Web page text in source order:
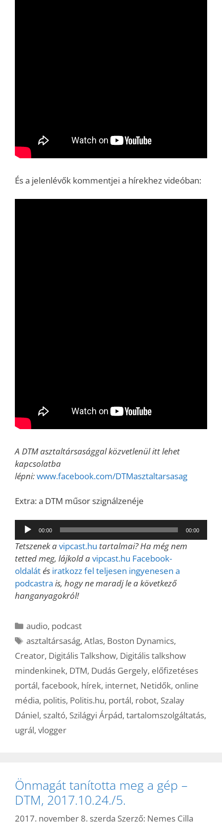
És a jelenlévők kommentjei a hírekhez videóban:
A DTM asztaltársasággal közvetlenül itt lehet
kapcsolatba
lépni:www.facebook.com/DTMasztaltarsasag
Extra: a DTM műsor szignálzenéje
Audió
lejátszó
00:00 00:00
Tetszenek avipcast.hu tartalmai? Ha még nem
tetted meg, lájkold avipcast.hu Facebook-
oldalátés iratkozz fel teljesen ingyenesen a
podcastra is, hogy ne maradj le a következő
hanganyagokról!
Kategória
audio, podcast
Címkék
asztaltársaság,Atlas, Boston Dynamics,
Creator, Digitális Talkshow, Digitális talkshow
mindenkinek, DTM, Dudás Gergely, előfizetéses
portál, facebook, hírek, internet, Netidők, online
média, politis, Politis.hu, portál, robot, Szalay
Dániel, szaltó, Szilágyi Árpád, tartalomszolgáltatás,
ugrál, vlogger
Önmagát tanította meg a gép –
DTM, 2017.10.24./5.
2017. november 8. szerda Szerző: Nemes Cilla